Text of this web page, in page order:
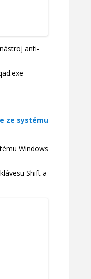
anti-
ze systému
Windows
Shift a